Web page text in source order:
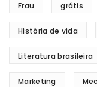
Frau grátis
História de vida
Literatura brasileira
Marketing